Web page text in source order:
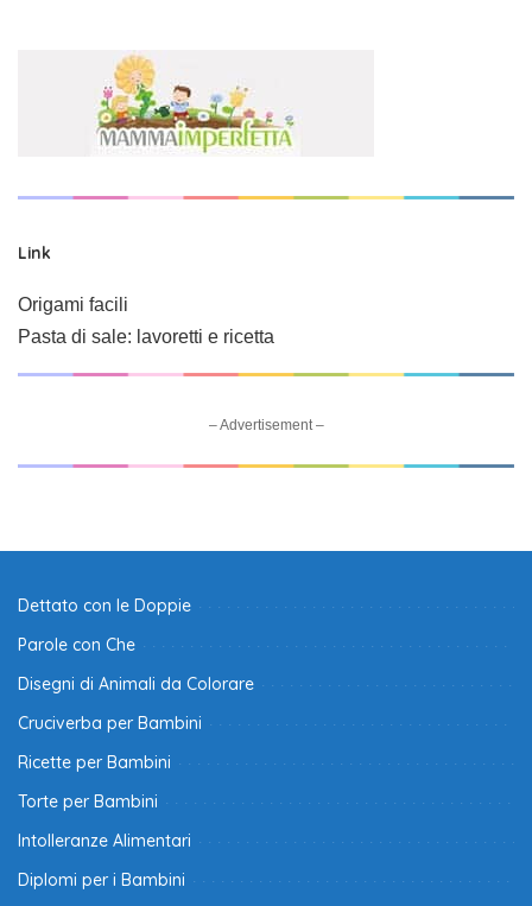
Link
Origami facili
Pasta di sale: lavoretti e ricetta
– Advertisement –
Dettato con le Doppie
Parole con Che
Disegni di Animali da Colorare
Cruciverba per Bambini
Ricette per Bambini
Torte per Bambini
Intolleranze Alimentari
Diplomi per i Bambini